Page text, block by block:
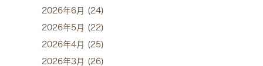
2026年6月 (24)
2026年5月 (22)
2026年4月 (25)
2026年3月 (26)